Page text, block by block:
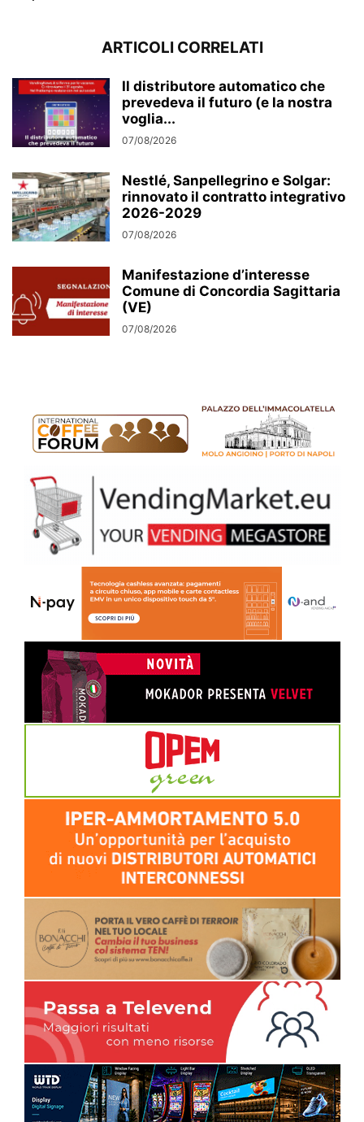
ARTICOLI CORRELATI
Il distributore automatico che
prevedeva il futuro (e la nostra
voglia...
07/08/2026
Nestlé, Sanpellegrino e Solgar:
rinnovato il contratto integrativo
2026-2029
07/08/2026
Manifestazione d’interesse
Comune di Concordia Sagittaria
(VE)
07/08/2026